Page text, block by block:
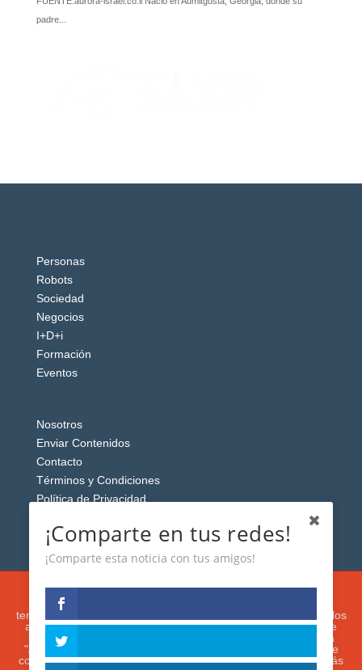
Personas
Robots
Sociedad
Negocios
I+D+i
Formación
Eventos
Nosotros
Enviar Contenidos
Contacto
Términos y Condiciones
Política de Privacidad
Esta web usa cookies analíticas y publicitarias (propias y de
terceros) para analizar el tráfico y personalizar el contenido y los
anuncios que le mostremos de acuerdo con su navegación e
intereses, buscando así mejorar su experiencia. Si presiona
"Aceptar" o continúa navegando, acepta su utilización. Puede
configurar o rechazar su uso presionando "Configuración". Más
¡Comparte en tus redes!
¡Comparte esta noticia con tus amigos!